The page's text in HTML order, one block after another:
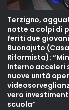
Terzigno,
notte a colpi di
feriti due
Buonajuto (Casa
Riformista):
Interno acceleri
nuove unità
vero
scuola”